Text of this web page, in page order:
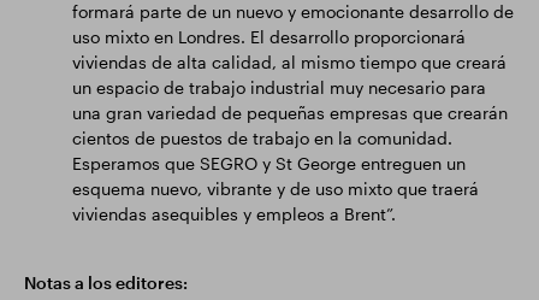
formará parte de un nuevo y emocionante desarrollo de
uso mixto en Londres. El desarrollo proporcionará
viviendas de alta calidad, al mismo tiempo que creará
un espacio de trabajo industrial muy necesario para
una gran variedad de pequeñas empresas que crearán
cientos de puestos de trabajo en la comunidad.
Esperamos que SEGRO y St George entreguen un
esquema nuevo, vibrante y de uso mixto que traerá
viviendas asequibles y empleos a Brent”.
Notas a los editores: